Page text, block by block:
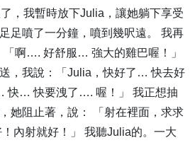
，我暫時放下Julia，讓她躺下享受
足噴了一分鐘，噴到幾呎遠。 我再
「啊…. 好舒服… 強大的雞巴喔！」
，我說：「Julia，快好了… 快去好
… 快要洩了…. 喔！」 我正想抽
她阻止著，說： 「射在裡面，求求
內射就好！」 我聽Julia的。一大